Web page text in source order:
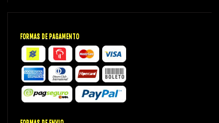
FORMAS DE PAGAMENTO